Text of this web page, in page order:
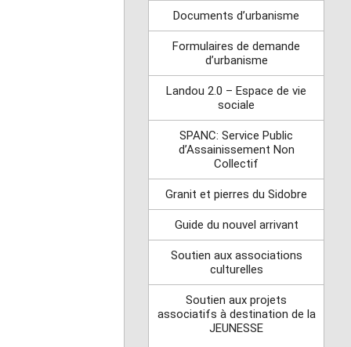
Documents d’urbanisme
Formulaires de demande
d’urbanisme
Landou 2.0 – Espace de vie
sociale
SPANC: Service Public
d’Assainissement Non
Collectif
Granit et pierres du Sidobre
Guide du nouvel arrivant
Soutien aux associations
culturelles
Soutien aux projets
associatifs à destination de la
JEUNESSE